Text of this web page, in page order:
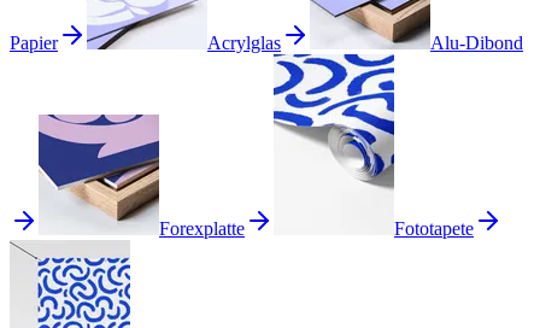
Papier Acrylglas Alu-Dibond
Forexplatte Fototapete